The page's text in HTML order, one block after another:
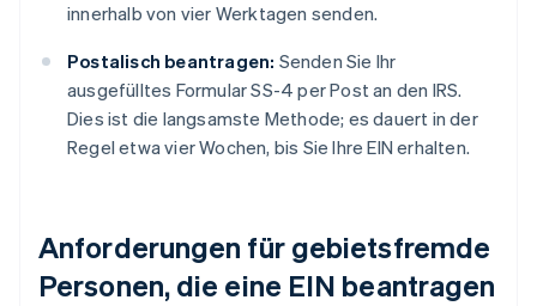
innerhalb von vier Werktagen senden.
Postalisch beantragen: Senden Sie Ihr
ausgefülltes Formular SS-4 per Post an den IRS.
Dies ist die langsamste Methode; es dauert in der
Regel etwa vier Wochen, bis Sie Ihre EIN erhalten.
Anforderungen für gebietsfremde
Personen, die eine EIN beantragen